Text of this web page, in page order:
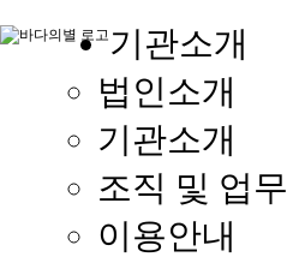
기관소개
법인소개
기관소개
조직 및 업무
이용안내